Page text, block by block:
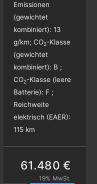
Emissionen
(gewichtet
kombiniert):13
g/km;CO2-Klasse
(gewichtet
kombiniert): B ;
CO2-Klasse (leere
Batterie): F ;
Reichweite
elektrisch (EAER):
115 km
61.480 €
19% MwSt.